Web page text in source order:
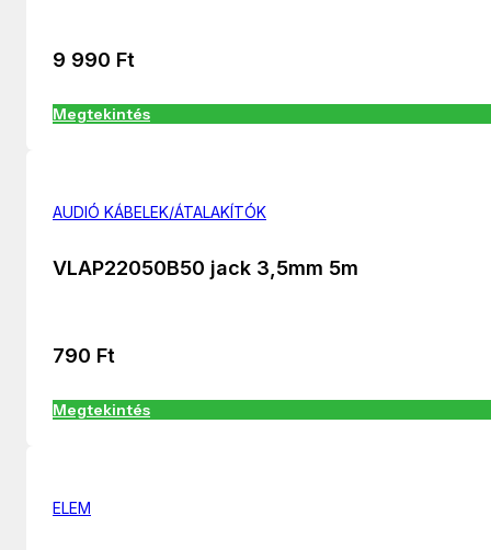
9 990 Ft
Megtekintés
AUDIÓ KÁBELEK/ÁTALAKÍTÓK
VLAP22050B50 jack 3,5mm 5m
790 Ft
Megtekintés
ELEM